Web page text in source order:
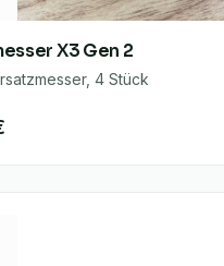
X3 Gen 2
4 Stück